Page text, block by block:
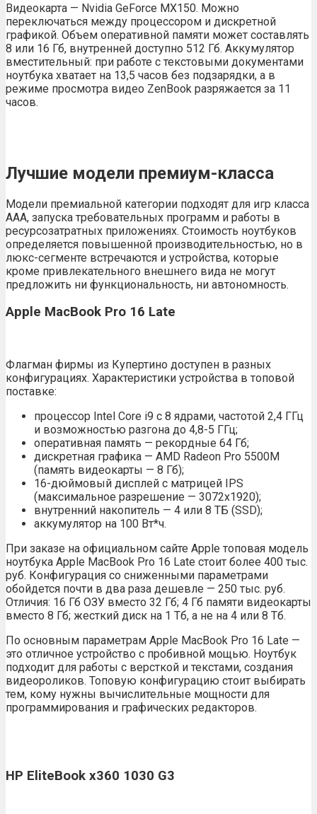
Видеокарта — Nvidia GeForce MX150. Можно
переключаться между процессором и дискретной
графикой. Объем оперативной памяти может составлять
8 или 16 Гб, внутренней доступно 512 Гб. Аккумулятор
вместительный: при работе с текстовыми документами
ноутбука хватает на 13,5 часов без подзарядки, а в
режиме просмотра видео ZenBook разряжается за 11
часов.
Лучшие модели премиум-класса
Модели премиальной категории подходят для игр класса
ААА, запуска требовательных программ и работы в
ресурсозатратных приложениях. Стоимость ноутбуков
определяется повышенной производительностью, но в
люкс-сегменте встречаются и устройства, которые
кроме привлекательного внешнего вида не могут
предложить ни функциональность, ни автономность.
Apple MacBook Pro 16 Late
Флагман фирмы из Купертино доступен в разных
конфигурациях. Характеристики устройства в топовой
поставке:
процессор Intel Core i9 с 8 ядрами, частотой 2,4 ГГц
и возможностью разгона до 4,8-5 ГГц;
оперативная память — рекордные 64 Гб;
дискретная графика — AMD Radeon Pro 5500M
(память видеокарты — 8 Гб);
16-дюймовый дисплей с матрицей IPS
(максимальное разрешение — 3072х1920);
внутренний накопитель — 4 или 8 ТБ (SSD);
аккумулятор на 100 Вт*ч.
При заказе на официальном сайте Apple топовая модель
ноутбука Apple MacBook Pro 16 Late стоит более 400 тыс.
руб. Конфигурация со сниженными параметрами
обойдется почти в два раза дешевле — 250 тыс. руб.
Отличия: 16 Гб ОЗУ вместо 32 Гб; 4 Гб памяти видеокарты
вместо 8 Гб; жесткий диск на 1 Тб, а не на 4 или 8 Тб.
По основным параметрам Apple MacBook Pro 16 Late —
это отличное устройство с пробивной мощью. Ноутбук
подходит для работы с версткой и текстами, создания
видеороликов. Топовую конфигурацию стоит выбирать
тем, кому нужны вычислительные мощности для
программирования и графических редакторов.
HP EliteBook x360 1030 G3